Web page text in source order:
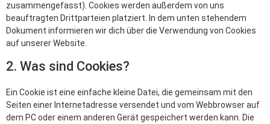
zusammengefasst). Cookies werden außerdem von uns
beauftragten Drittparteien platziert. In dem unten stehendem
Dokument informieren wir dich über die Verwendung von Cookies
auf unserer Website.
2. Was sind Cookies?
Ein Cookie ist eine einfache kleine Datei, die gemeinsam mit den
Seiten einer Internetadresse versendet und vom Webbrowser auf
dem PC oder einem anderen Gerät gespeichert werden kann. Die